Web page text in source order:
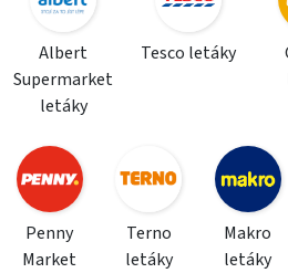
Albert
Supermarket
letáky
Tesco letáky
Penny
Market
Terno
letáky
Makro
letáky